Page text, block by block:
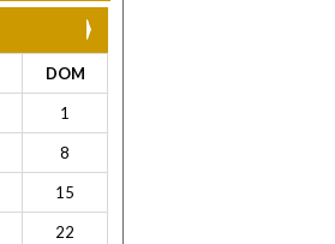
DOM
1
8
15
22